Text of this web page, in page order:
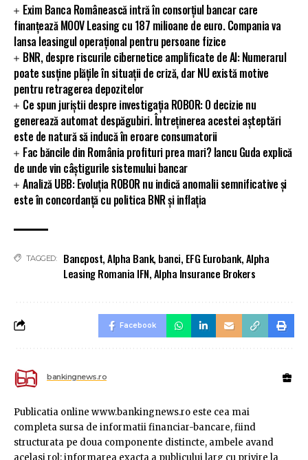
Exim Banca Românească intră în consorțiul bancar care
finanțează MOOV Leasing cu 187 milioane de euro. Compania va
lansa leasingul operațional pentru persoane fizice
BNR, despre riscurile cibernetice amplificate de AI: Numerarul
poate susține plățile în situații de criză, dar NU există motive
pentru retragerea depozitelor
Ce spun juriștii despre investigația ROBOR: O decizie nu
generează automat despăgubiri. Întreținerea acestei așteptări
este de natură să inducă în eroare consumatorii
Fac băncile din România profituri prea mari? Iancu Guda explică
de unde vin câștigurile sistemului bancar
Analiză UBB: Evoluția ROBOR nu indică anomalii semnificative și
este în concordanță cu politica BNR și inflația
TAGGED: Bancpost,Alpha Bank, banci, EFG Eurobank,Alpha
Leasing Romania IFN,Alpha Insurance Brokers
Facebook
bankingnews.ro
Publicatia online www.bankingnews.ro este cea mai
completa sursa de informatii financiar-bancare, fiind
structurata pe doua componente distincte, ambele avand
acelasi rol: informarea exacta a publicului larg cu privire la